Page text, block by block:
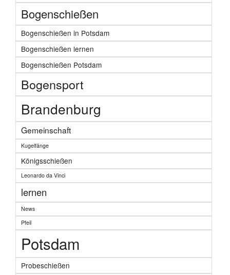
Bogenschießen
Bogenschießen in Potsdam
Bogenschießen lernen
Bogenschießen Potsdam
Bogensport
Brandenburg
Gemeinschaft
Kugelfänge
Königsschießen
Leonardo da Vinci
lernen
News
Pfeil
Potsdam
Probeschießen